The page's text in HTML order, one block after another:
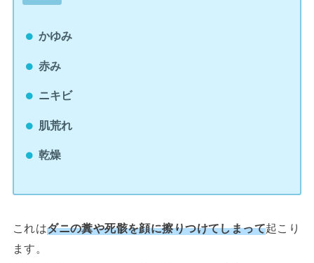
かゆみ
赤み
ニキビ
肌荒れ
乾燥
これはダニの糞や死骸を顔に擦りつけてしまって起こり
ます。